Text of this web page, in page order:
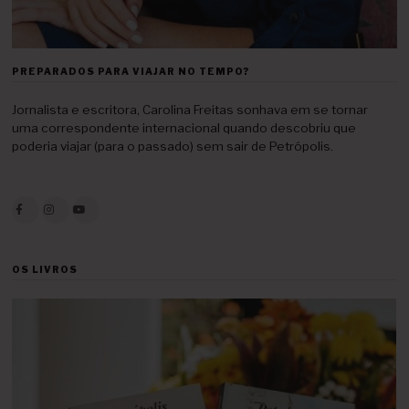
PREPARADOS PARA VIAJAR NO TEMPO?
Jornalista e escritora, Carolina Freitas sonhava em se tornar
uma correspondente internacional quando descobriu que
poderia viajar (para o passado) sem sair de Petrópolis.
OS LIVROS